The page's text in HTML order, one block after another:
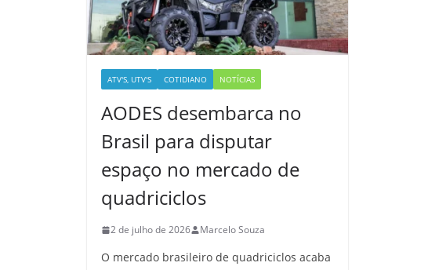
ATV'S, UTV'S COTIDIANO NOTÍCIAS
AODES desembarca no
Brasil para disputar
espaço no mercado de
quadriciclos
2 de julho de 2026 Marcelo Souza
O mercado brasileiro de quadriciclos acaba